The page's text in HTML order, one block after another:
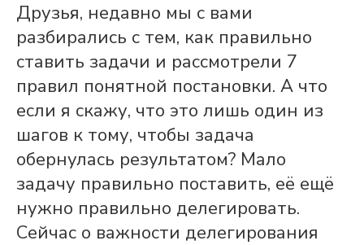
Друзья, недавно мы с вами
разбирались с тем, как правильно
ставить задачи и рассмотрели 7
правил понятной постановки. А что
если я скажу, что это лишь один из
шагов к тому, чтобы задача
обернулась результатом? Мало
задачу правильно поставить, её ещё
нужно правильно делегировать.
Сейчас о важности делегирования